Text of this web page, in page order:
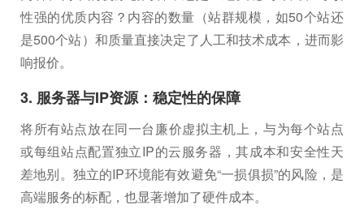
性强的优质内容？内容的数量（站群规模，如50个站还
是500个站）和质量直接决定了人工和技术成本，进而影
响报价。
3. 服务器与IP资源：稳定性的保障
将所有站点放在同一台廉价虚拟主机上，与为每个站点
或每组站点配置独立IP的云服务器，其成本和安全性天
差地别。独立的IP环境能有效避免“一损俱损”的风险，是
高端服务的标配，也显著增加了硬件成本。